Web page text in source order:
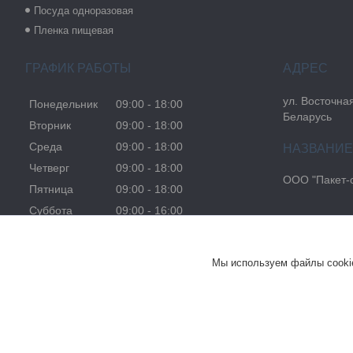
Посуда одноразовая
Пленка пищевая
ГРАФИК РАБОТЫ
Понедельник 09:00
18:00
Вторник
09:00
18:00
Среда
09:00
18:00
Четверг
09:00
18:00
Пятница
09:00
18:00
Суббота
09:00
16:00
ул.
Беларусь
ООО "Пакет-
Пакет Пакет с логотипом Фирменный пакет Пакет с печатью
Мы используем файлы